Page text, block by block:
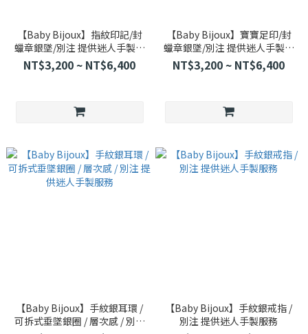
【Baby Bijoux】指紋印記/封
蠟章銀墜/別注 提供迷人手製服
NT$3,200 ~ NT$6,400
【Baby Bijoux】寶寶足印/封
蠟章銀墜/別注 提供迷人手製服
NT$3,200 ~ NT$6,400
【Baby Bijoux】手紋銀耳環 /
可拆式垂墜銀圈 / 層次感 / 別注
【Baby Bijoux】手紋銀戒指 /
別注 提供迷人手製服務